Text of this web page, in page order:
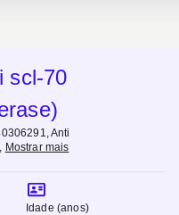
scl-70
Anti
, Mostrar mais
Idade (anos)